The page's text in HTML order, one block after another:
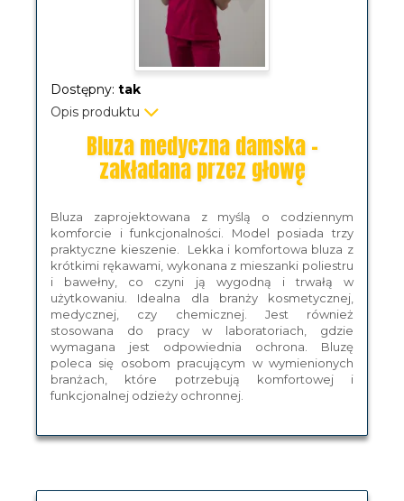
Dostępny: tak
Opis produktu
Bluza medyczna damska -
zakładana przez głowę
Bluza zaprojektowana z myślą o codziennym
komforcie i funkcjonalności. Model posiada trzy
praktyczne kieszenie. Lekka i komfortowa bluza z
krótkimi rękawami, wykonana z mieszanki poliestru
i bawełny, co czyni ją wygodną i trwałą w
użytkowaniu. Idealna dla branży kosmetycznej,
medycznej, czy chemicznej. Jest również
stosowana do pracy w laboratoriach, gdzie
wymagana jest odpowiednia ochrona. Bluzę
poleca się osobom pracującym w wymienionych
branżach, które potrzebują komfortowej i
funkcjonalnej odzieży ochronnej.